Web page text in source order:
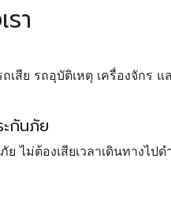
า
เสีย รถอุบัติเหตุ เครื่องจักร
กันภัย
ไม่ต้องเสียเวลาเดินทางไปด